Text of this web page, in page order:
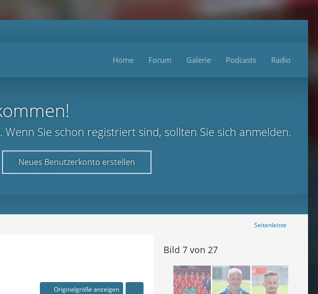
Home Forum Galerie Podcasts Radio
Sie schon registriert sind, sollten Sie sich anmelden.
Neues Benutzerkonto erstellen
Seitenleiste
Originalgröße anzeigen
Bild 7 von 27